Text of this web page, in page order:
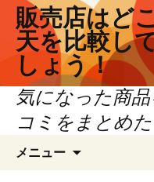
ツ
販売店はど
天を比較し
しょう！
気になった商
コミをまとめた
メニュー